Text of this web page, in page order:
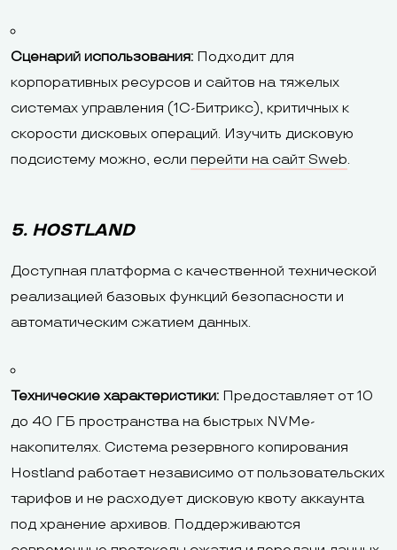
Сценарий использования: Подходит для
корпоративных ресурсов и сайтов на тяжелых
системах управления (1С-Битрикс), критичных к
скорости дисковых операций. Изучить дисковую
подсистему можно, если перейти на сайт Sweb.
5. HOSTLAND
Доступная платформа с качественной технической
реализацией базовых функций безопасности и
автоматическим сжатием данных.
Технические характеристики: Предоставляет от 10
до 40 ГБ пространства на быстрых NVMe-
накопителях. Система резервного копирования
Hostland работает независимо от пользовательских
тарифов и не расходует дисковую квоту аккаунта
под хранение архивов. Поддерживаются